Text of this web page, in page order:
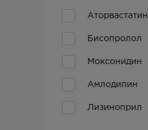
Аторвастатин
Бисопролол
Моксонидин
Амлодипин
Лизиноприл